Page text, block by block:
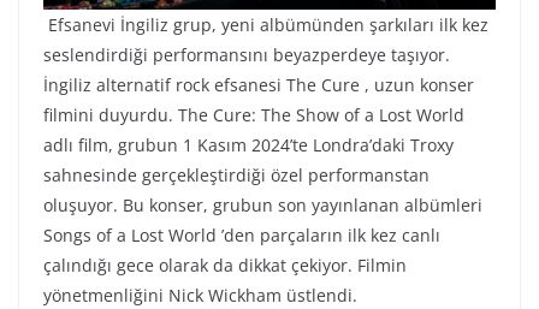
Efsanevi İngiliz grup, yeni albümünden şarkıları ilk kez
seslendirdiği performansını beyazperdeye taşıyor.
İngiliz alternatif rock efsanesi The Cure , uzun konser
filmini duyurdu. The Cure: The Show of a Lost World
adlı film, grubun 1 Kasım 2024’te Londra’daki Troxy
sahnesinde gerçekleştirdiği özel performanstan
oluşuyor. Bu konser, grubun son yayınlanan albümleri
Songs of a Lost World ’den parçaların ilk kez canlı
çalındığı gece olarak da dikkat çekiyor. Filmin
yönetmenliğini Nick Wickham üstlendi.